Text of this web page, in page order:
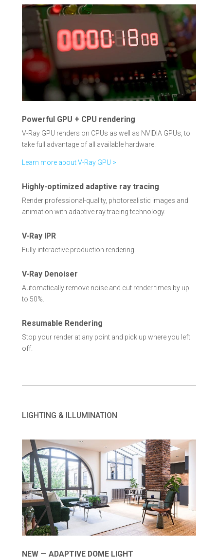
Powerful GPU + CPU rendering
V-Ray GPU renders on CPUs as well as NVIDIA GPUs, to
take full advantage of all available hardware.
Learn more about V-Ray GPU >
Highly-optimized adaptive ray tracing
Render professional-quality, photorealistic images and
animation with adaptive ray tracing technology.
V-Ray IPR
Fully interactive production rendering.
V-Ray Denoiser
Automatically remove noise and cut render times by up
to 50%.
Resumable Rendering
Stop your render at any point and pick up where you left
off.
LIGHTING & ILLUMINATION
NEW — ADAPTIVE DOME LIGHT